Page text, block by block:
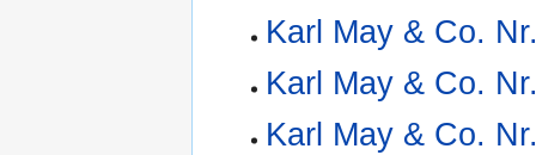
Karl May & Co.
Karl May & Co.
Karl May & Co.